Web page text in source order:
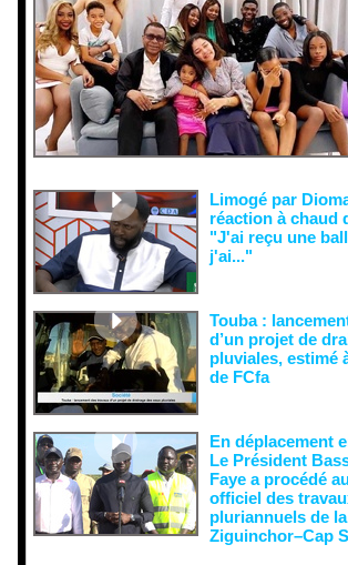
Limogé par
réaction à chaud
"J'ai reçu une
j'ai..."
Touba :
d’un projet de
pluviales, estimé
de FCfa ‎
En déplacement
Le Président
Faye a procédé
officiel des
pluriannuels de
Ziguinchor–Cap